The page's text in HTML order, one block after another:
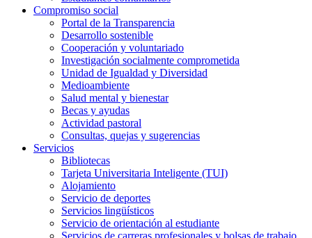
Compromiso social
Portal de la Transparencia
Desarrollo sostenible
Cooperación y voluntariado
Investigación socialmente comprometida
Unidad de Igualdad y Diversidad
Medioambiente
Salud mental y bienestar
Becas y ayudas
Actividad pastoral
Consultas, quejas y sugerencias
Servicios
Bibliotecas
Tarjeta Universitaria Inteligente (TUI)
Alojamiento
Servicio de deportes
Servicios lingüísticos
Servicio de orientación al estudiante
Servicios de carreras profesionales y bolsas de trabajo